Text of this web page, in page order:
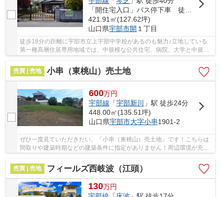
「開住宅入口」バス停下車 徒歩1分
421.91㎡(127.62坪)
山口県宇部市開 １丁目
徒歩18分の距離に宇部市立上宇部中学校があるのも魅力♪立地している
第一種高層住居専用地域では、中規模な公共住宅、病院、大学と中規模
売買 | 売地
小串（東桃山）売土地
600万円
宇部線 「宇部新川
」駅 徒歩24分
448.00㎡(135.51坪)
山口県宇部市大字小串1901-2
ぜひ一度見ていただきたい、「小串（東桃山）売土地」です！こちらは
間取りや建築時期などの建築条件に指定がありません！周辺環境が充実
売買 | 売地
フィールズ西岐波（江頭）
130万円